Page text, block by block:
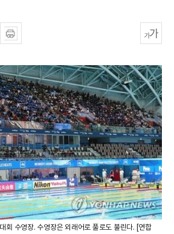
회 수영장. 수영장은 외래어로 풀로도 불린다. [연합